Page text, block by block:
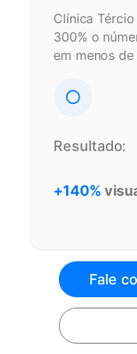
Clínica
300% o
em menos
Resultado:
+140%
Fale